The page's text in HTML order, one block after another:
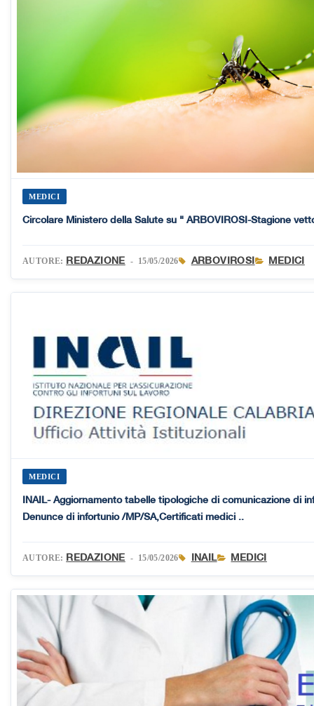
MEDICI
Circolare Ministero della Salute su " ARBOVIROSI-Stagione
AUTORE: REDAZIONE - 15/05/2026 ARBOVIROSI MEDICI
MEDICI
INAIL- Aggiornamento tabelle tipologiche di comunicazione di
Denunce di infortunio /MP/SA,Certificati medici ..
AUTORE: REDAZIONE - 15/05/2026 INAIL MEDICI